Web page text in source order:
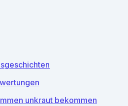
unkraut bekommen